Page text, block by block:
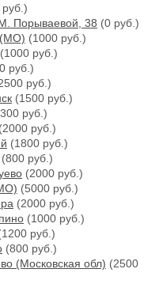
Порываевой, 38 (0 руб.)
(МО) (1000 руб.)
(1000 руб.)
руб.)
руб.)
(1500 руб.)
руб.)
(2000 руб.)
(1800 руб.)
(800 руб.)
(2000 руб.)
(5000 руб.)
(2000 руб.)
(1000 руб.)
руб.)
(800 руб.)
(Московская обл) (2500